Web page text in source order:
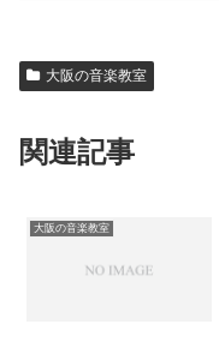
大阪の音楽教室
関連記事
大阪の音楽教室